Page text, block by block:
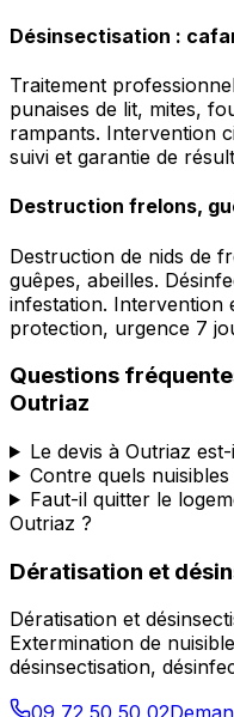
Désinsectisation :
Traitement
punaises de lit, mites,
rampants. Intervention
suivi et garantie de
Destruction frelons,
Destruction de nids de
guêpes, abeilles.
infestation. Intervention
protection, urgence 7
Questions
Outriaz
Le devis à Outriaz
Contre quels
Faut-il quitter le
Outriaz ?
Dératisation et
Dératisation et
Extermination de
désinsectisation,